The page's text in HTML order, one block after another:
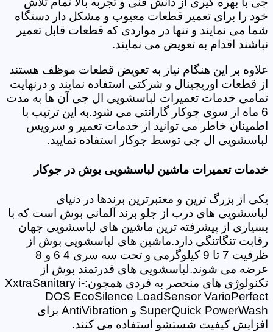
خود را برای تعمیر قطعات معیوب و مشکل دار دستگاه
شما می نمایند و تنها در مواردی که قطعات قابل تعمیر
نباشند اقدام به تعویض می نمایند.
علاوه بر این هنگام نیاز به تعویض قطعات موظف هستند
از قطعات اوریجینال و شرکتی استفاده نمایند و درنهایت
تمامی خدمات تعمیرات لباسشویی ال جی آن ها به مدت
6 ماه از سوی جوکار گارانتی می شود.به این ترتیب با
اطمینان خاطر می توانید از خدمات تعمیر و سرویس
لباسشویی ال جی توسط جوکار استفاده نمایید.
خدمات تعمیرات ماشین لباسشویی بوش در جوکار
یکی از بزرگ ترین و معتبرترین برندها در دنیای
لباسشویی های درب از جلو برند آلمانی بوش است که با
بسیاری از پیشرفته ترین ماشین های لباسشویی جهان
رقابت تنگاتنگی دارد.ماشین های لباسشویی بوش از
ظرفیت 7 تا 9 کیلوگرمی و تحت سه سری 4 6 و 8
عرضه می شوند.لباسشویی های قدرتمند بوش از
تکنولوژی های منحصر به فردی همچون:XxtraSanitary i-
DOS EcoSilence LoadSensor VarioPerfect
SuperQuick PowerWash و AntiVibration برای
افزایش کیفیت شستشو استفاده می کنند.